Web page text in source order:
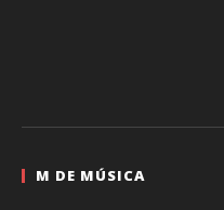
M DE MÚSICA